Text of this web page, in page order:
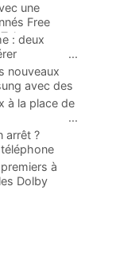
une
Free
: deux
...
nouveaux
avec des
...
à la place de
...
arrêt ?
à
Dolby